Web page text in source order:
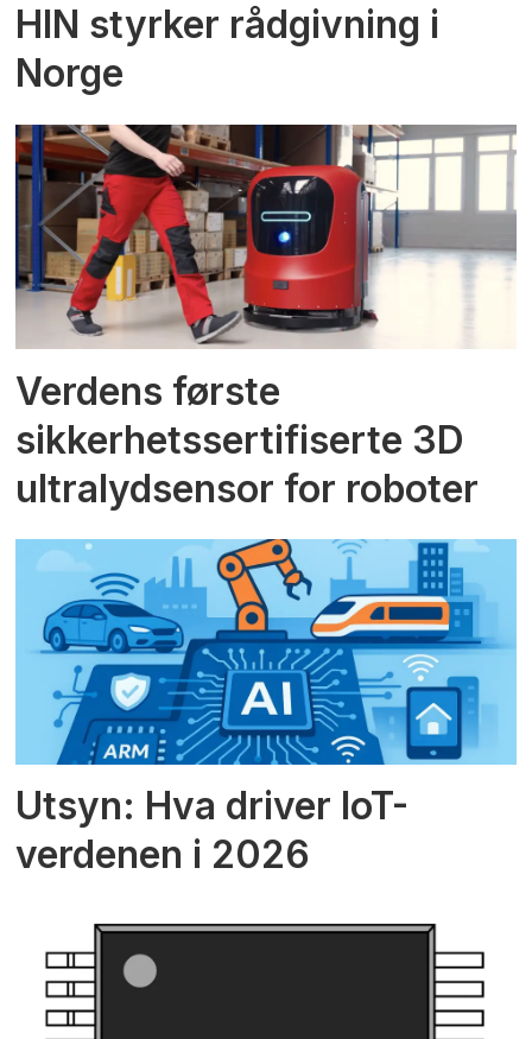
HIN styrker rådgivning i
Norge
Verdens første
sikkerhetssertifiserte 3D
ultralydsensor for roboter
Utsyn: Hva driver IoT-
verdenen i 2026